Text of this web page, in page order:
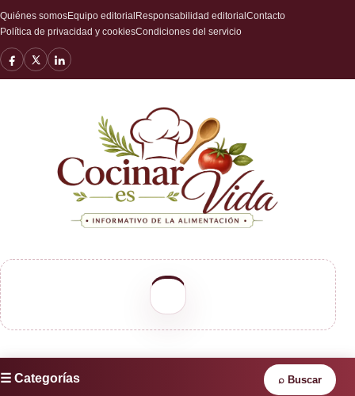
Quiénes somosEquipo editorial Responsabilidad editorial Contacto
Política de privacidad y cookiesCondiciones del servicio
☰ Categorías ⌕ Buscar